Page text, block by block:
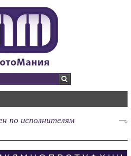
по исполнителям